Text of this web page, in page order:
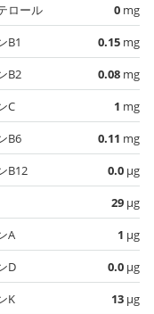
ロール
0 mg
B1
0.15 mg
B2
0.08 mg
C
1 mg
B6
0.11 mg
B12
0.0 µg
29 µg
A
1 µg
D
0.0 µg
K
13 µg